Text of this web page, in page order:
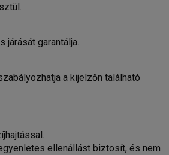
garantálja.
a kijelzőn található
ellenállást biztosít, és nem